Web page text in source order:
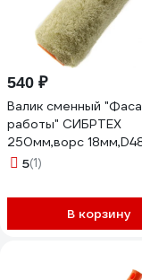
540 ₽
Валик сменный
работы" СИБРТЕХ
250мм,ворс
ручки - 6
80212
5(1)
В корзину